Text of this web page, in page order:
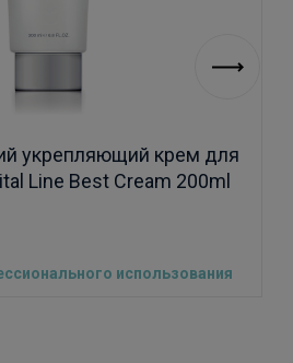
укрепляющий крем для
Line Best Cream 200ml
использования